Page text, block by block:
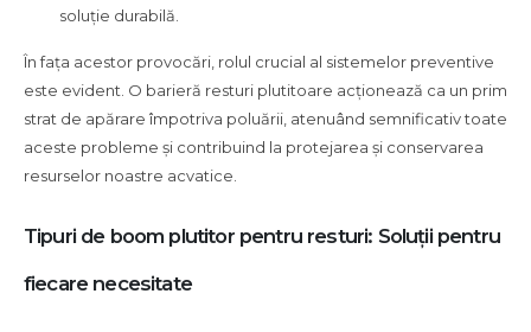
soluție durabilă.
În fața acestor provocări, rolul crucial al sistemelor preventive
este evident. O barieră resturi plutitoare acționează ca un prim
strat de apărare împotriva poluării, atenuând semnificativ toate
aceste probleme și contribuind la protejarea și conservarea
resurselor noastre acvatice.
Tipuri de boom plutitor pentru resturi: Soluții pentru
fiecare necesitate